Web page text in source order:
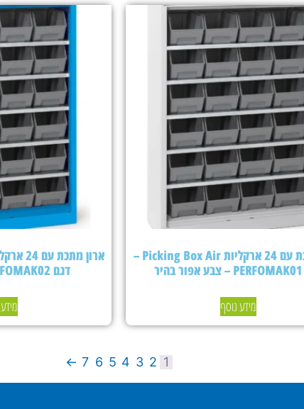
ארון מתכת עם 24 ארקליות Picking Box Air –
מידע נוסף
דגם PERFOMAK02 – צבע כחול
1
2
3
4
5
6
7
←